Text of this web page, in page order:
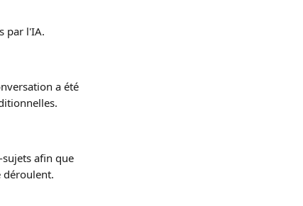
par l'IA.
a été
afin que
déroulent.